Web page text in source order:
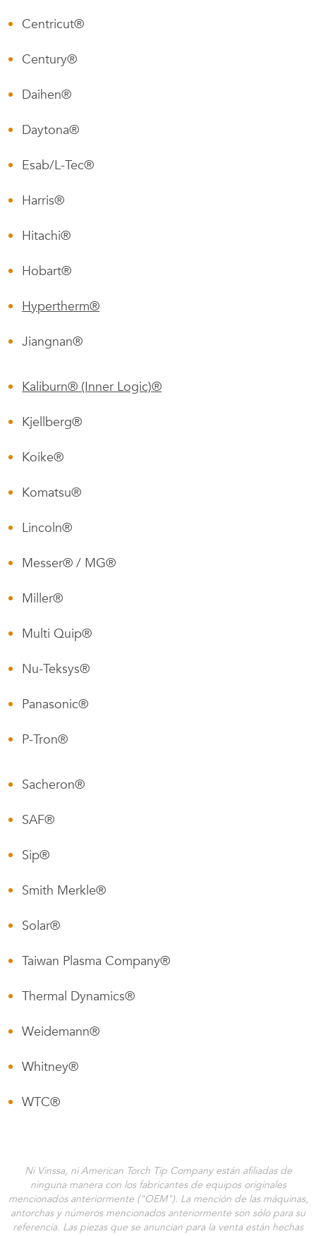
Centricut®
Century®
Daihen®
Daytona®
Esab/L-Tec®
Harris®
Hitachi®
Hobart®
Hypertherm®
Jiangnan®
Kaliburn® (Inner Logic)®
Kjellberg®
Koike®
Komatsu®
Lincoln®
Messer® / MG®
Miller®
Multi Quip®
Nu-Teksys®
Panasonic®
P-Tron®
Sacheron®
SAF®
Sip®
Smith Merkle®
Solar®
Taiwan Plasma Company®
Thermal Dynamics®
Weidemann®
Whitney®
WTC®
Ni Vinssa, ni American Torch Tip Company están afiliadas de
ninguna manera con los fabricantes de equipos originales
mencionados anteriormente ("OEM"). La mención de las máquinas,
antorchas y números mencionados anteriormente son sólo para su
referencia. Las piezas que se anuncian para la venta están hechas